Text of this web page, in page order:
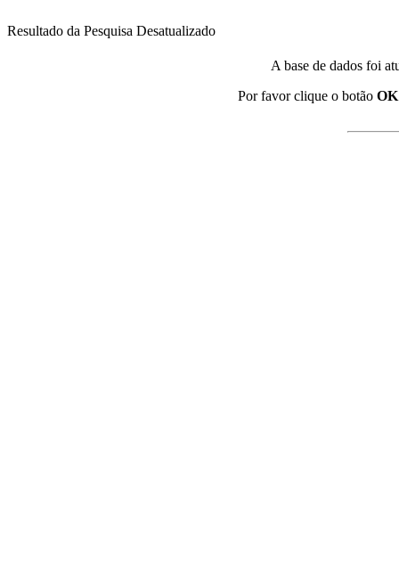
Resultado da Pesquisa Desatualizado
A base de dados foi
Por favor clique o botão OK